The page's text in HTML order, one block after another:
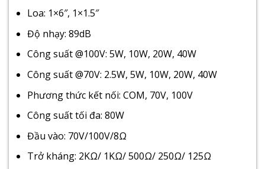
Loa: 1×6″, 1×1.5″
Độ nhạy: 89dB
Công suất @100V: 5W, 10W, 20W, 40W
Công suất @70V: 2.5W, 5W, 10W, 20W, 40W
Phương thức kết nối: COM, 70V, 100V
Công suất tối đa: 80W
Đầu vào: 70V/100V/8Ω
Trở kháng: 2KΩ/ 1KΩ/ 500Ω/ 250Ω/ 125Ω